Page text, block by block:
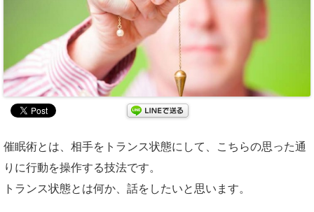
催眠術とは、相手をトランス状態にして、こちらの思った通
りに行動を操作する技法です。
トランス状態とは何か、話をしたいと思います。